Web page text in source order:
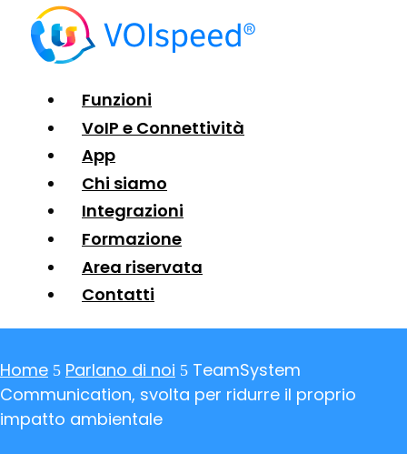
Funzioni
VoIP e Connettività
App
Chi siamo
Integrazioni
Formazione
Area riservata
Contatti
Home 5 Parlano di noi 5 TeamSystem
Communication, svolta per ridurre il proprio
impatto ambientale